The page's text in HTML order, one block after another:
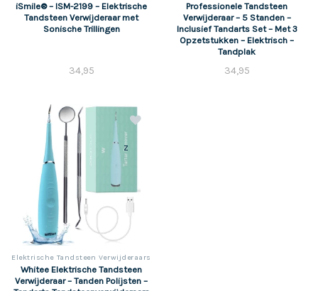
iSmile® – ISM-2199 – Elektrische
Tandsteen Verwijderaar met
Sonische Trillingen
34,95
Professionele Tandsteen
Verwijderaar – 5 Standen –
Inclusief Tandarts Set – Met 3
Opzetstukken – Elektrisch –
Tandplak
34,95
z
Elektrische Tandsteen Verwijderaars
Whitee Elektrische Tandsteen
Verwijderaar – Tanden Polijsten –